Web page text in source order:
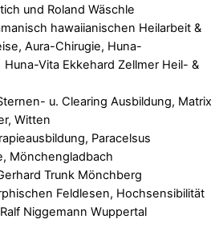
und Roland Wäschle
hawaiianischen Heilarbeit &
Aura-Chirugie, Huna-
Vita Ekkehard Zellmer Heil- &
u. Clearing Ausbildung, Matrix
Witten
Paracelsus
Mönchengladbach
Trunk Mönchberg
Feldlesen, Hochsensibilität
Niggemann Wuppertal